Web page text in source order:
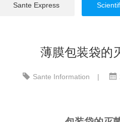
Sante Express
薄膜包装袋的
Sante Information |